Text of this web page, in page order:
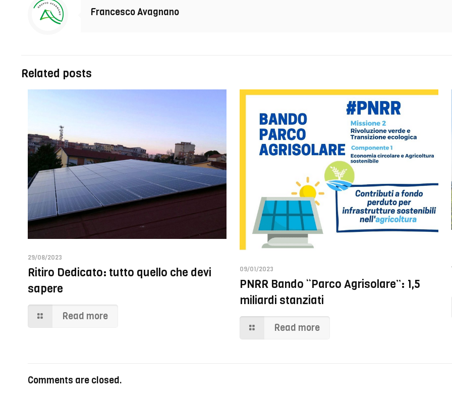
Francesco Avagnano
Related posts
29/08/2023
Ritiro Dedicato: tutto quello che devi
sapere
Read more
09/01/2023
PNRR Bando “Parco Agrisolare”: 1,5
miliardi stanziati
Read more
Comments are closed.